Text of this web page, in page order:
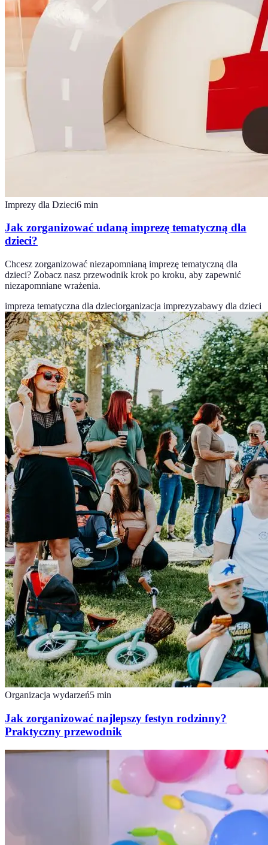
Imprezy dla Dzieci6 min
Jak zorganizować udaną imprezę tematyczną dla
dzieci?
Chcesz zorganizować niezapomnianą imprezę tematyczną dla
dzieci? Zobacz nasz przewodnik krok po kroku, aby zapewnić
niezapomniane wrażenia.
impreza tematyczna dla dzieciorganizacja imprezyzabawy dla dzieci
Organizacja wydarzeń5 min
Jak zorganizować najlepszy festyn rodzinny?
Praktyczny przewodnik